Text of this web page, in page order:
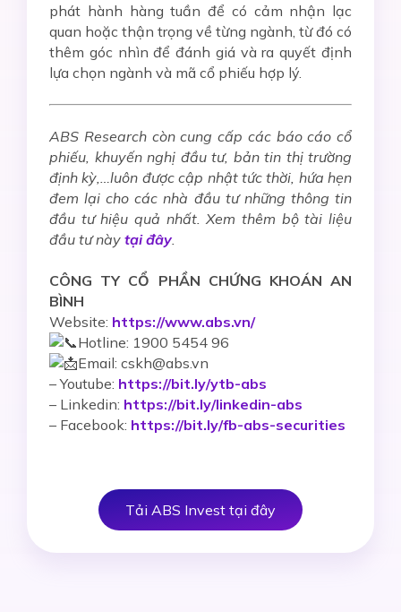
phát hành hàng tuần để có cảm nhận lạc
quan hoặc thận trọng về từng ngành, từ đó có
thêm góc nhìn để đánh giá và ra quyết định
lựa chọn ngành và mã cổ phiếu hợp lý.
ABS Research còn cung cấp các báo cáo cổ
phiếu, khuyến nghị đầu tư, bản tin thị trường
định kỳ,…luôn được cập nhật tức thời, hứa hẹn
đem lại cho các nhà đầu tư những thông tin
đầu tư hiệu quả nhất. Xem thêm bộ tài liệu
đầu tư này tại đây.
CÔNG TY CỔ PHẦN CHỨNG KHOÁN AN
BÌNH
Website: https://www.abs.vn/
Hotline: 1900 5454 96
Email: cskh@abs.vn
–Youtube: https://bit.ly/ytb-abs
– Linkedin: https://bit.ly/linkedin-abs
– Facebook: https://bit.ly/fb-abs-securities
Tải ABS Invest tại đây